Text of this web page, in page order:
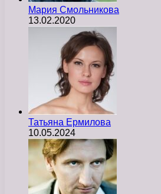
Мария Смольникова
13.02.2020
Татьяна Ермилова
10.05.2024